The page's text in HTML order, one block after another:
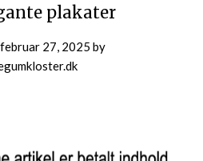
plakater
februar 27, 2025 by